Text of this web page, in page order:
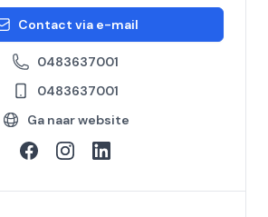
Contact via e-mail
0483637001
0483637001
Ga naar website